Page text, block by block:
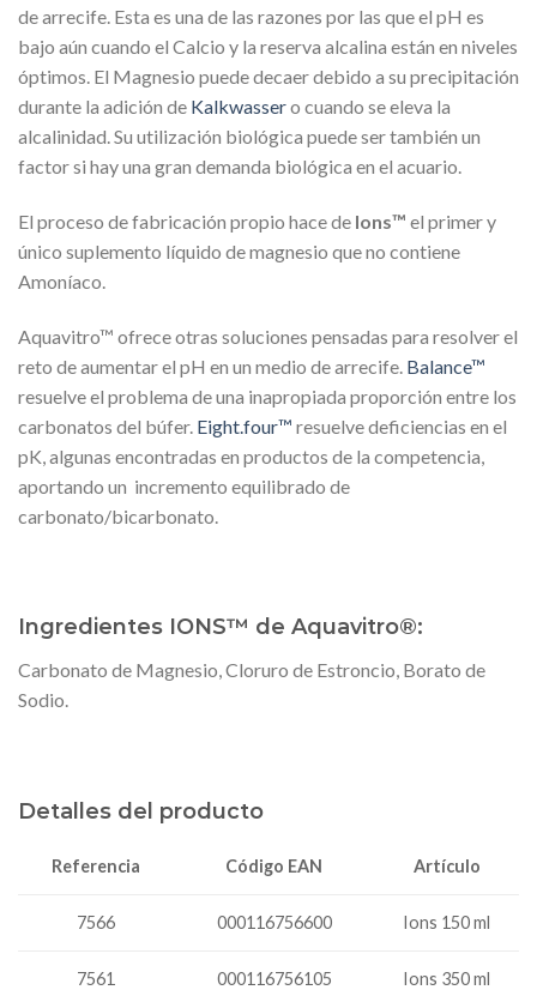
de arrecife. Esta es una de las razones por las que el pH es
bajo aún cuando el Calcio y la reserva alcalina están en niveles
óptimos. El Magnesio puede decaer debido a su precipitación
durante la adición de Kalkwassero cuando se eleva la
alcalinidad. Su utilización biológica puede ser también un
factor si hay una gran demanda biológica en el acuario.
El proceso de fabricación propio hace de Ions™ el primer y
único suplemento líquido de magnesio que no contiene
Amoníaco.
Aquavitro™ ofrece otras soluciones pensadas para resolver el
reto de aumentar el pH en un medio de arrecife. Balance™
resuelve el problema de una inapropiada proporción entre los
carbonatos del búfer. Eight.four™ resuelve deficiencias en el
pK, algunas encontradas en productos de la competencia,
aportando un incremento equilibrado de
carbonato/bicarbonato.
Ingredientes IONS™ de Aquavitro®:
Carbonato de Magnesio, Cloruro de Estroncio, Borato de
Sodio.
Detalles del producto
Referencia Código EAN Artículo
7566 000116756600 Ions 150 ml
7561 000116756105 Ions 350 ml